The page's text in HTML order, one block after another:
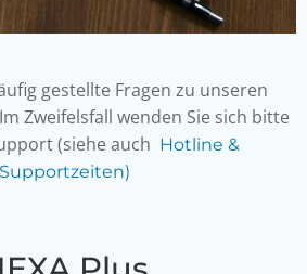
gestellte Fragen zu unseren
Zweifelsfall wenden Sie sich bitte
(siehe auch Hotline &
Supportzeiten)